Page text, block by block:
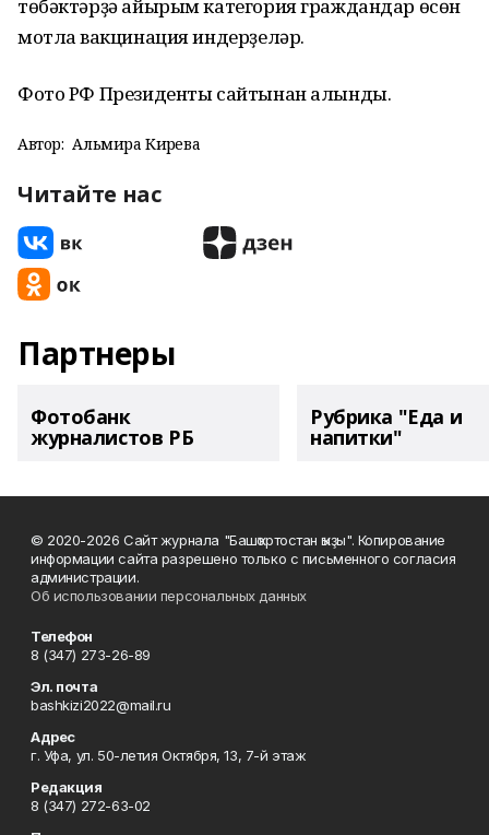
төбәктәрҙә айырым категория граждандар өсөн
мотлаҡ вакцинация индерҙеләр.
Фото РФ Президенты сайтынан алынды.
Автор: Альмира Кирәева
Читайте нас
Партнеры
Фотобанк
журналистов РБ
Рубрика "Еда и
напитки"
© 2020-2026 Сайт журнала "Башҡортостан ҡыҙы". Копирование
информации сайта разрешено только с письменного согласия
администрации.
Об использовании персональных данных
Телефон
8 (347) 273-26-89
Эл. почта
bashkizi2022@mail.ru
Адрес
г. Уфа, ул. 50-летия Октября, 13, 7-й этаж
Редакция
8 (347) 272-63-02